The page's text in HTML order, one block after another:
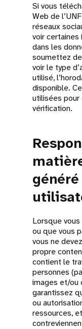
Si vous
Web de
réseaux
voir certaines
dans les
soumettez
voir le type
utilisé,
disponible.
utilisées
vérification.
Lorsque vous
ou que vous
vous ne
propre
contient le
personnes
images et/ou
garantissez
ou
ressources,